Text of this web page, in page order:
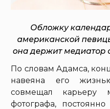
Обложку
американской
она держит медиатор
По словам Адамса,
навеяна его
совмещал карьеру
фотографа,